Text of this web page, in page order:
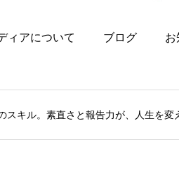
ィアについて ブログ お
スキル。素直さと報告力が、人生を変